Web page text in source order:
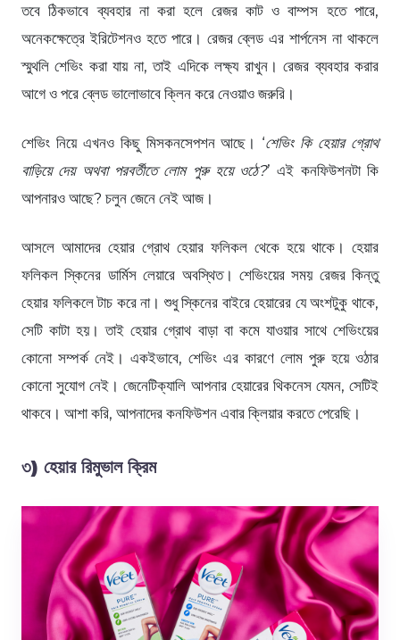
তবে ঠিকভাবে ব্যবহার না করা হলে রেজর কাট ও বাম্পস হতে পারে,
অনেকক্ষেত্রে ইরিটেশনও হতে পারে। রেজর ব্লেড এর শার্পনেস না থাকলে
স্মুথলি শেভিং করা যায় না, তাই এদিকে লক্ষ্য রাখুন। রেজর ব্যবহার করার
আগে ও পরে ব্লেড ভালোভাবে ক্লিন করে নেওয়াও জরুরি।
শেভিং নিয়ে এখনও কিছু মিসকনসেপশন আছে। ‘শেভিং কি হেয়ার গ্রোথ
বাড়িয়ে দেয় অথবা পরবর্তীতে লোম পুরু হয়ে ওঠে?’ এই কনফিউশনটা কি
আপনারও আছে? চলুন জেনে নেই আজ।
আসলে আমাদের হেয়ার গ্রোথ হেয়ার ফলিকল থেকে হয়ে থাকে। হেয়ার
ফলিকল স্কিনের ডার্মিস লেয়ারে অবস্থিত। শেভিংয়ের সময় রেজর কিন্তু
হেয়ার ফলিকলে টাচ করে না। শুধু স্কিনের বাইরে হেয়ারের যে অংশটুকু থাকে,
সেটি কাটা হয়। তাই হেয়ার গ্রোথ বাড়া বা কমে যাওয়ার সাথে শেভিংয়ের
কোনো সম্পর্ক নেই। একইভাবে, শেভিং এর কারণে লোম পুরু হয়ে ওঠার
কোনো সুযোগ নেই। জেনেটিক্যালি আপনার হেয়ারের থিকনেস যেমন, সেটিই
থাকবে। আশা করি, আপনাদের কনফিউশন এবার ক্লিয়ার করতে পেরেছি।
৩) হেয়ার রিমুভাল ক্রিম